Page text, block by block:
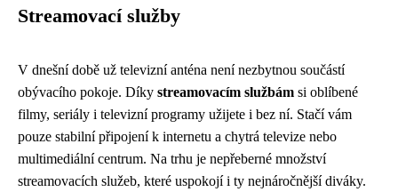
Streamovací služby
V dnešní době už televizní anténa není nezbytnou součástí
obývacího pokoje. Díky streamovacím službám si oblíbené
filmy, seriály i televizní programy užijete i bez ní. Stačí vám
pouze stabilní připojení k internetu a chytrá televize nebo
multimediální centrum. Na trhu je nepřeberné množství
streamovacích služeb, které uspokojí i ty nejnáročnější diváky.